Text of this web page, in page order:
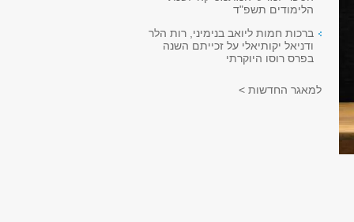
הלימודים תשפ"ד
ברכות חמות ליואב בנימיני, רות הלר
ודניאל יקותיאלי על זכייתם השנה
בפרס רוסו היוקרתי
למאגר החדשות >